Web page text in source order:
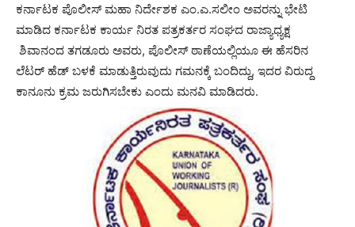
ಕರ್ನಾಟಕ ಪೊಲೀಸ್ ಮಹಾ ನಿರ್ದೇಶಕ ಎಂ.ಎ.ಸಲೀಂ ಅವರನ್ನು ಭೇಟಿ
ಮಾಡಿದ ಕರ್ನಾಟಕ ಕಾರ್ಯ ನಿರತ ಪತ್ರಕರ್ತರ ಸಂಘದ ರಾಜ್ಯಾಧ್ಯಕ್ಷ
ಶಿವಾನಂದ ತಗಡೂರು ಅವರು, ಪೊಲೀಸ್ ಠಾಣೆಯಲ್ಲಿಯೂ ಈ ಹೆಸರಿನ
ಲೆಟರ್‌ ಹೆಡ್ ಬಳಕೆ ಮಾಡುತ್ತಿರುವುದು ಗಮನಕ್ಕೆ ಬಂದಿದ್ದು, ಇದರ ವಿರುದ್ದ
ಕಾನೂನು ಕ್ರಮ ಜರುಗಿಸಬೇಕು ಎಂದು ಮನವಿ ಮಾಡಿದರು.